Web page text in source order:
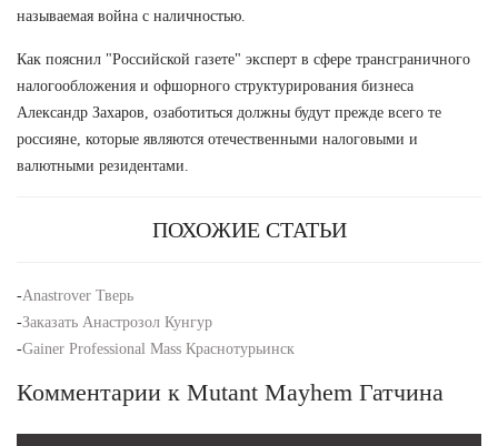
называемая война с наличностью.
Как пояснил "Российской газете" эксперт в сфере трансграничного
налогообложения и офшорного структурирования бизнеса
Александр Захаров, озаботиться должны будут прежде всего те
россияне, которые являются отечественными налоговыми и
валютными резидентами.
ПОХОЖИЕ СТАТЬИ
-Anastrover Тверь
-Заказать Анастрозол Кунгур
-Gainer Professional Mass Краснотурьинск
Комментарии к Mutant Mayhem Гатчина